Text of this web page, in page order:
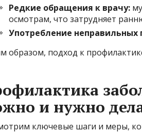
Редкие обращения к врачу:
осмотрам, что затрудняет
Употребление неправильных
образом, подход к
и нужно
ключевые шаги и меры,